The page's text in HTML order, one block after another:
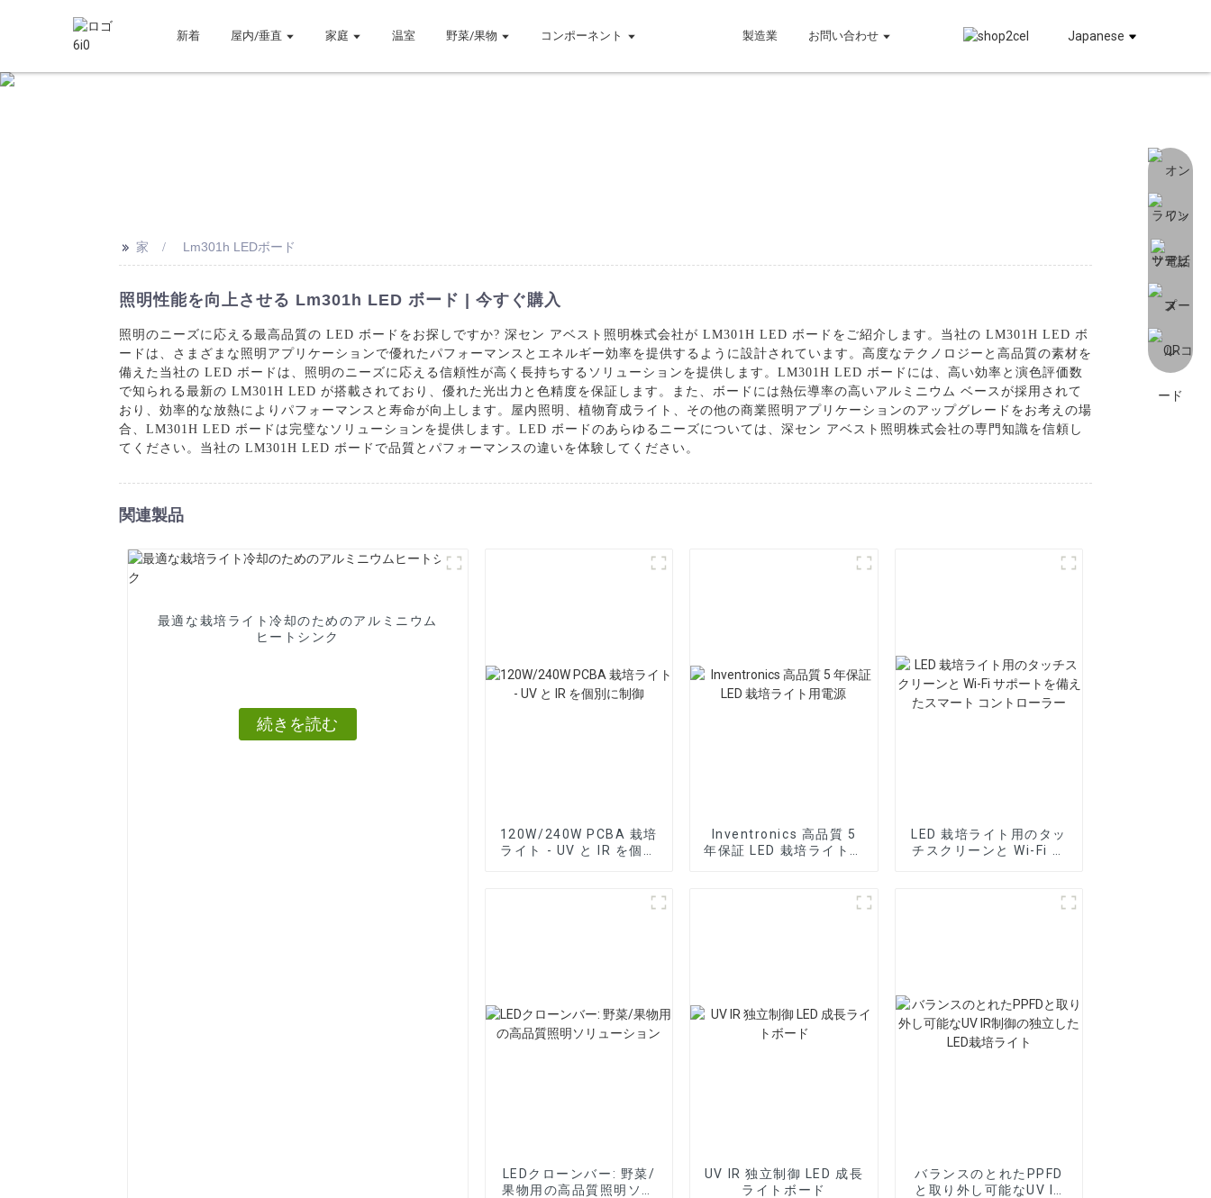
新着 屋内/垂直 家庭 温室 野菜/果物 コンポーネント 製造業 お問い合わせ Japanese
>> 家 Lm301h LEDボード
照明性能を向上させる Lm301h LED ボード | 今すぐ購入
照明のニーズに応える最高品質の LED ボードをお探しですか? 深セン アベスト照明株式会社が LM301H LED ボードをご紹介します。当社の LM301H LED ボ
ードは、さまざまな照明アプリケーションで優れたパフォーマンスとエネルギー効率を提供するように設計されています。高度なテクノロジーと高品質の素材を
備えた当社の LED ボードは、照明のニーズに応える信頼性が高く長持ちするソリューションを提供します。LM301H LED ボードには、高い効率と演色評価数
で知られる最新の LM301H LED が搭載されており、優れた光出力と色精度を保証します。また、ボードには熱伝導率の高いアルミニウム ベースが採用されて
おり、効率的な放熱によりパフォーマンスと寿命が向上します。屋内照明、植物育成ライト、その他の商業照明アプリケーションのアップグレードをお考えの場
合、LM301H LED ボードは完璧なソリューションを提供します。LED ボードのあらゆるニーズについては、深セン アベスト照明株式会社の専門知識を信頼し
てください。当社の LM301H LED ボードで品質とパフォーマンスの違いを体験してください。
関連製品
最適な栽培ライト冷却のためのアルミニウム
ヒートシンク
続きを読む
120W/240W PCBA 栽培
ライト - UV と IR を個別
Inventronics 高品質 5
年保証 LED 栽培ライト用
LED 栽培ライト用のタッ
チスクリーンと Wi-Fi サ
LEDクローンバー: 野菜/
果物用の高品質照明ソリ
UV IR 独立制御 LED 成長
ライトボード
バランスのとれたPPFD
と取り外し可能なUV IR